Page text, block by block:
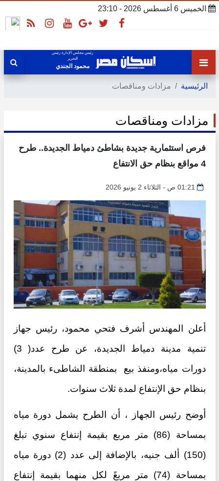
الخميس 6 أغسطس 2026 - 23:10
رئيس مجلس الإدارة رئيس
التحرير
محمود الجندي
الرئيسية مزادات ومناقصات
مزادات ومناقصات
فرص استثمارية جديدة بشاطئ دمياط الجديدة.. طرح
4 مواقع بنظام حق الانتفاع
01:21 ص - الثلاثاء 2 يونيو 2026
أعلن المهندس أشرف فتحي محمود، رئيس جهاز
تنمية مدينة دمياط الجديدة، عن طرح عدد( 3)
دورات مياه،ومنفذ بيع بمنطقة الشاطىء بالمدينة،
بنظام حق الإنتفاع لمدة ثلاث سنوات.
أوضح رئيس الجهاز ، أن الطرح يشمل دورة مياه
بمساحة (86) متر مربع بقيمة إنتفاع سنوي تبلغ
(150) ألف جنيه، بالإضافة إلى عدد (2) دورة مياه
بمساحة (74) متر مربعً لكل منهما بقيمة إنتفاع